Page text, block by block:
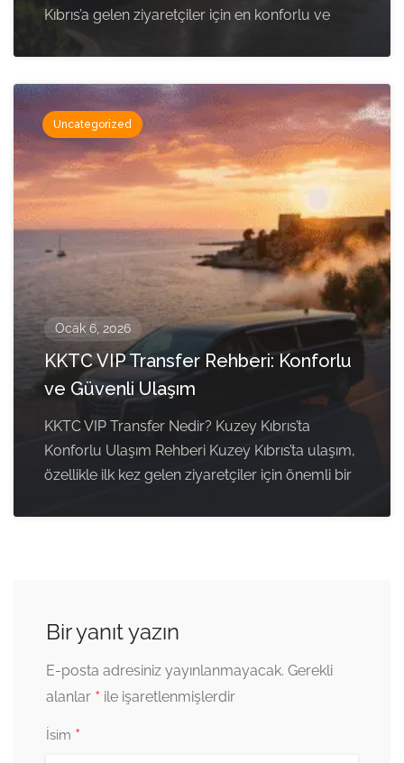
Kıbrıs’a gelen ziyaretçiler için en konforlu ve
Uncategorized
Ocak 6, 2026
KKTC VIP Transfer Rehberi: Konforlu
ve Güvenli Ulaşım
KKTC VIP Transfer Nedir? Kuzey Kıbrıs’ta
Konforlu Ulaşım Rehberi Kuzey Kıbrıs’ta ulaşım,
özellikle ilk kez gelen ziyaretçiler için önemli bir
Bir yanıt yazın
E-posta adresiniz yayınlanmayacak. Gerekli
alanlar * ile işaretlenmişlerdir
İsim *